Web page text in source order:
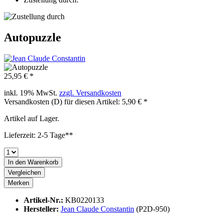
Autopuzzle
25,95 € *
inkl. 19% MwSt. zzgl. Versandkosten
Versandkosten (D) für diesen Artikel: 5,90 € *
Artikel auf Lager.
Lieferzeit: 2-5 Tage**
In den Warenkorb
Vergleichen
Merken
Artikel-Nr.: KB0220133
Hersteller: Jean Claude Constantin (P2D-950)